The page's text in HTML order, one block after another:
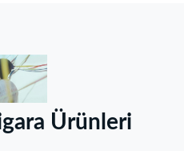
Ürünleri‌